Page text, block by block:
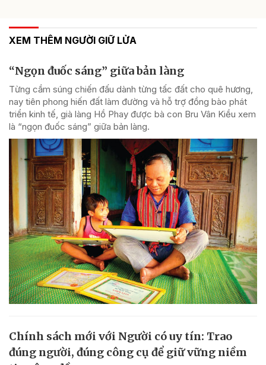
XEM THÊM NGƯỜI GIỮ LỬA
“Ngọn đuốc sáng” giữa bản làng
Từng cầm súng chiến đấu dành từng tấc đất cho quê hương,
nay tiên phong hiến đất làm đường và hỗ trợ đồng bào phát
triển kinh tế, già làng Hồ Phay được bà con Bru Vân Kiều xem
là “ngọn đuốc sáng” giữa bản làng.
Chính sách mới với Người có uy tín: Trao
đúng người, đúng công cụ để giữ vững niềm